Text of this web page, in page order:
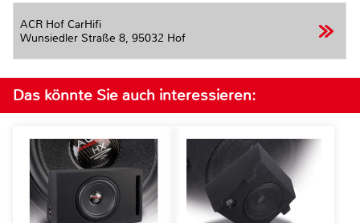
ACR Hof CarHifi
Wunsiedler Straße 8, 95032 Hof
Das könnte Sie auch interessieren: